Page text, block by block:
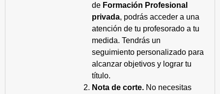
de Formación Profesional
privada, podrás acceder a una
atención de tu profesorado a tu
medida. Tendrás un
seguimiento personalizado para
alcanzar objetivos y lograr tu
título.
Nota de corte. No necesitas